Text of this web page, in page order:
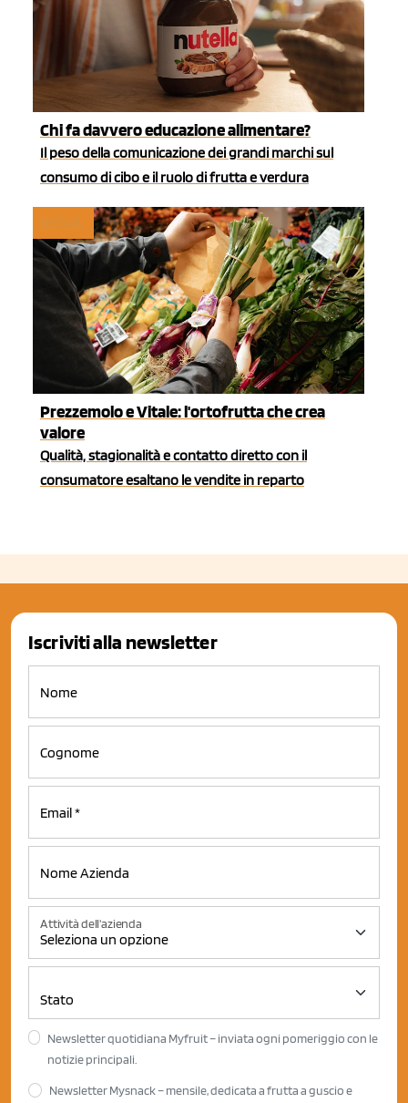
Chi fa davvero educazione alimentare?
Il peso della comunicazione dei grandi marchi sul
consumo di cibo e il ruolo di frutta e verdura
Prezzemolo e Vitale: l'ortofrutta che crea
valore
Qualità, stagionalità e contatto diretto con il
consumatore esaltano le vendite in reparto
Iscriviti alla newsletter
Attività dell'azienda
Newsletter quotidiana Myfruit – inviata ogni pomeriggio con le
notizie principali.
Newsletter Mysnack – mensile, dedicata a frutta a guscio e